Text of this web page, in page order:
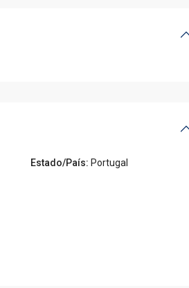
Estado/País: Portugal